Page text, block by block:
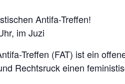
Antifa-Treffen!
im Juzi
Treffen (FAT) ist ein
Rechtsruck einen